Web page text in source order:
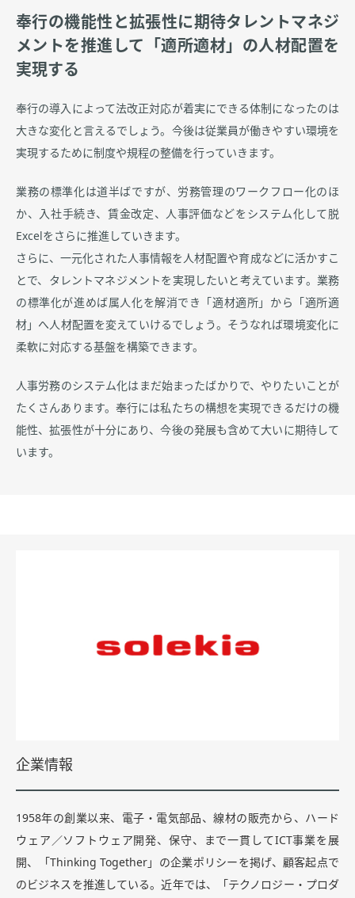
奉行の機能性と拡張性に期待タレントマネジ
メントを推進して「適所適材」の人材配置を
実現する
奉行の導入によって法改正対応が着実にできる体制になったのは
大きな変化と言えるでしょう。今後は従業員が働きやすい環境を
実現するために制度や規程の整備を行っていきます。
業務の標準化は道半ばですが、労務管理のワークフロー化のほ
か、入社手続き、賃金改定、人事評価などをシステム化して脱
Excelをさらに推進していきます。
さらに、一元化された人事情報を人材配置や育成などに活かすこ
とで、タレントマネジメントを実現したいと考えています。業務
の標準化が進めば属人化を解消でき「適材適所」から「適所適
材」へ人材配置を変えていけるでしょう。そうなれば環境変化に
柔軟に対応する基盤を構築できます。
人事労務のシステム化はまだ始まったばかりで、やりたいことが
たくさんあります。奉行には私たちの構想を実現できるだけの機
能性、拡張性が十分にあり、今後の発展も含めて大いに期待して
います。
企業情報
1958年の創業以来、電子・電気部品、線材の販売から、ハード
ウェア／ソフトウェア開発、保守、まで一貫してICT事業を展
開、「Thinking Together」の企業ポリシーを掲げ、顧客起点で
のビジネスを推進している。近年では、「テクノロジー・プロダ